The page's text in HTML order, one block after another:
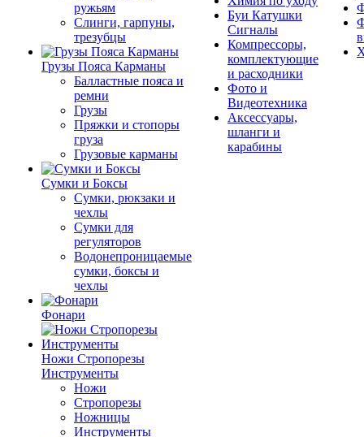
ружьям
Слинги, гарпуны,
трезубцы
Грузы Пояса Карманы
Балластные пояса и
ремни
Грузы
Пряжки и стопоры
груза
Грузовые карманы
Сумки и Боксы
Сумки, рюкзаки и
чехлы
Сумки для
регуляторов
Водонепроницаемые
сумки, боксы и
чехлы
Фонари
Ножи Стропорезы
Инструменты
Ножи
Стропорезы
Ножницы
Инструменты
Буи Катушки
Сигналы
Компрессоры,
комплектующие
и расходники
Фото и
Видеотехника
Аксессуары,
шланги и
карабины